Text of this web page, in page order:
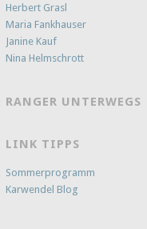
Herbert Grasl
Maria Fankhauser
Janine Kauf
Nina Helmschrott
RANGER UNTERWEGS
LINK TIPPS
Sommerprogramm
Karwendel Blog